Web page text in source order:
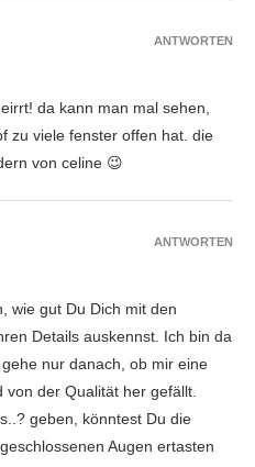
da kann man mal sehen,
zu viele fenster offen hat. die
von celine 😉
ANTWORTEN
wie gut Du Dich mit den
Details auskennst. Ich bin da
nur danach, ob mir eine
der Qualität her gefällt.
geben, könntest Du die
Augen ertasten
ANTWORTEN